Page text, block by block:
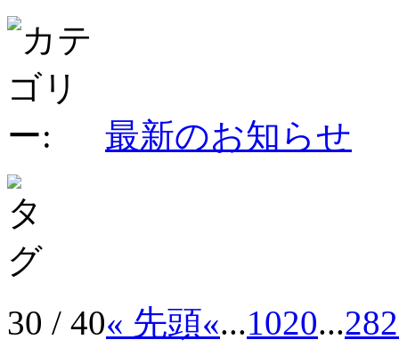
最新のお知らせ
30 / 40« 先頭«...1020...28